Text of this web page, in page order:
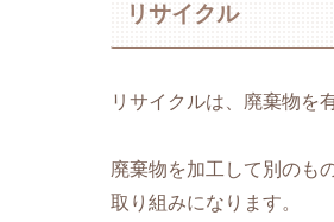
リサイクル
リサイクルは、廃棄物を
廃棄物を加工して別のも
取り組みになります。